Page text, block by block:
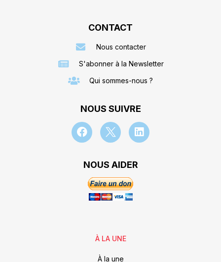
CONTACT
Nous contacter
S'abonner à la Newsletter
Qui sommes-nous ?
NOUS SUIVRE
NOUS AIDER
À LA UNE
À la une